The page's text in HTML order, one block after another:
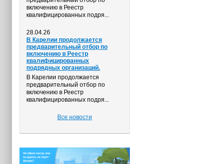
включению в Реестр
квалифицированных подря...
28.04.26
В Карелии продолжается
предварительный отбор по
включению в Реестр
квалифицированных
подрядных организаций.
В Карелии продолжается
предварительный отбор по
включению в Реестр
квалифицированных подря...
Все новости